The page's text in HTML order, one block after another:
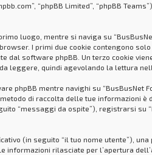
“phpBB Limited”, “phpBB
luogo, mentre si naviga su
I primi due cookie contengono
dal software phpBB. Un terzo cookie
leggere, quindi agevolando la lettura
phpBB mentre navighi su “BusBusNet
di raccolta delle tue informazioni
“messaggi da ospite”), registrarsi su
(in seguito “il tuo nome utente”),
informazioni rilasciate per l’apertura